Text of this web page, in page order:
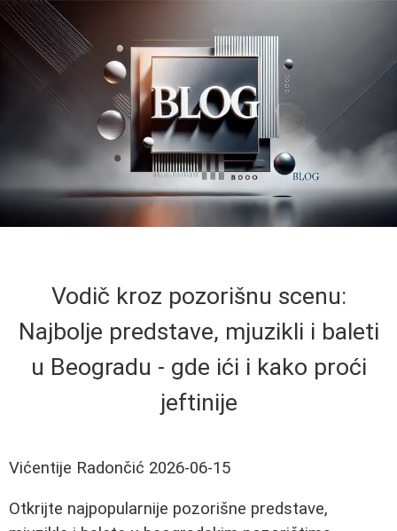
Vodič kroz pozorišnu scenu:
Najbolje predstave, mjuzikli i baleti
u Beogradu - gde ići i kako proći
jeftinije
Vićentije Radončić 2026-06-15
Otkrijte najpopularnije pozorišne predstave,